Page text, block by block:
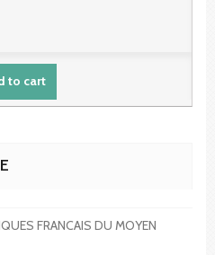
to cart
FRANCAIS DU MOYEN